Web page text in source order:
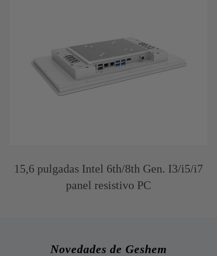
15,6 pulgadas Intel 6th/8th Gen. I3/i5/i7
panel resistivo PC
Novedades de Geshem